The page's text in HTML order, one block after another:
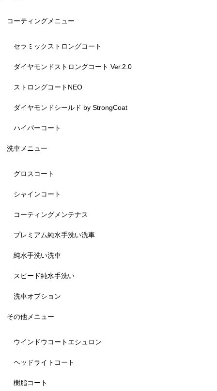
コーティングメニュー
セラミックストロングコート
ダイヤモンドストロングコート Ver.2.0
ストロングコートNEO
ダイヤモンドシールド by StrongCoat
ハイパーコート
洗車メニュー
グロスコート
シャインコート
コーティングメンテナス
プレミアム純水手洗い洗車
純水手洗い洗車
スピード純水手洗い
洗車オプション
その他メニュー
ウインドウコートエシュロン
ヘッドライトコート
樹脂コート